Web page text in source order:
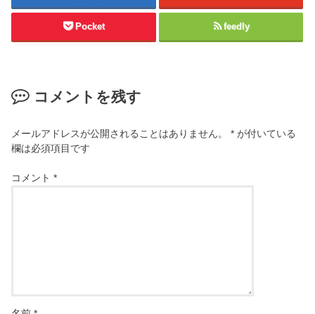
Pocket feedly
コメントを残す
メールアドレスが公開されることはありません。 * が付いている
欄は必須項目です
コメント*